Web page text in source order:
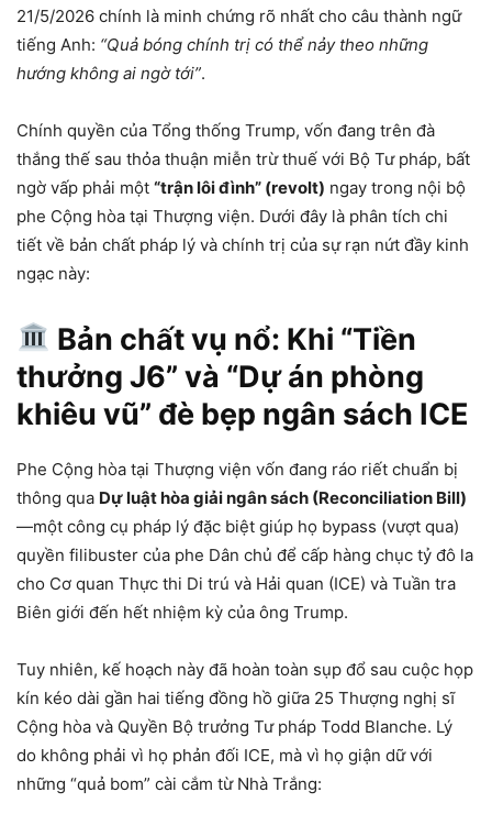
21/5/2026 chính là minh chứng rõ nhất cho câu thành ngữ
tiếng Anh: “Quả bóng chính trị có thể nảy theo những
hướng không ai ngờ tới”.
Chính quyền của Tổng thống Trump, vốn đang trên đà
thắng thế sau thỏa thuận miễn trừ thuế với Bộ Tư pháp, bất
ngờ vấp phải một “trận lôi đình” (revolt) ngay trong nội bộ
phe Cộng hòa tại Thượng viện. Dưới đây là phân tích chi
tiết về bản chất pháp lý và chính trị của sự rạn nứt đầy kinh
ngạc này:
Bản chất vụ nổ: Khi “Tiền
thưởng J6” và “Dự án phòng
khiêu vũ” đè bẹp ngân sách ICE
Phe Cộng hòa tại Thượng viện vốn đang ráo riết chuẩn bị
thông qua Dự luật hòa giải ngân sách (Reconciliation Bill)
—một công cụ pháp lý đặc biệt giúp họ bypass (vượt qua)
quyền filibuster của phe Dân chủ để cấp hàng chục tỷ đô la
cho Cơ quan Thực thi Di trú và Hải quan (ICE) và Tuần tra
Biên giới đến hết nhiệm kỳ của ông Trump.
Tuy nhiên, kế hoạch này đã hoàn toàn sụp đổ sau cuộc họp
kín kéo dài gần hai tiếng đồng hồ giữa 25 Thượng nghị sĩ
Cộng hòa và Quyền Bộ trưởng Tư pháp Todd Blanche. Lý
do không phải vì họ phản đối ICE, mà vì họ giận dữ với
những “quả bom” cài cắm từ Nhà Trắng: